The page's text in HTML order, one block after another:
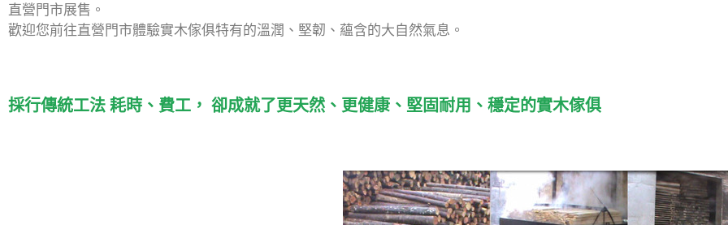
直營門市展售。
歡迎您前往直營門市體驗實木傢俱特有的溫潤、堅韌、蘊含的大自然氣息。
採行傳統工法 耗時、費工， 卻成就了更天然、更健康、堅固耐用、穩定的實木傢俱